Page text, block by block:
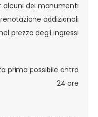
alcuni dei monumenti
addizionali
prezzo degli ingressi
prima possibile entro
24 ore